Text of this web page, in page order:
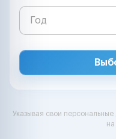
Указывая свои
на